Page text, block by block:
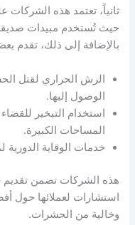
ثانياً، تعتمد هذه الشركات
حيث تُستخدم مبيدات صديقة
بالإضافة إلى ذلك،
الرش الحراري لقتل
الوصول إليها.
استخدام التبخير
المساحات الكبيرة.
خدمات الوقاية
هذه الشركات تضمن تقديم
استشارات لعملائها حول
وخالية من الحشرات.